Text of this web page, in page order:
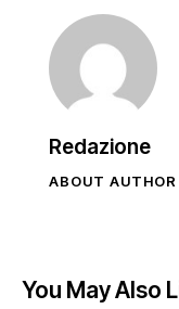
Redazione
ABOUT AUTHOR
You May Also